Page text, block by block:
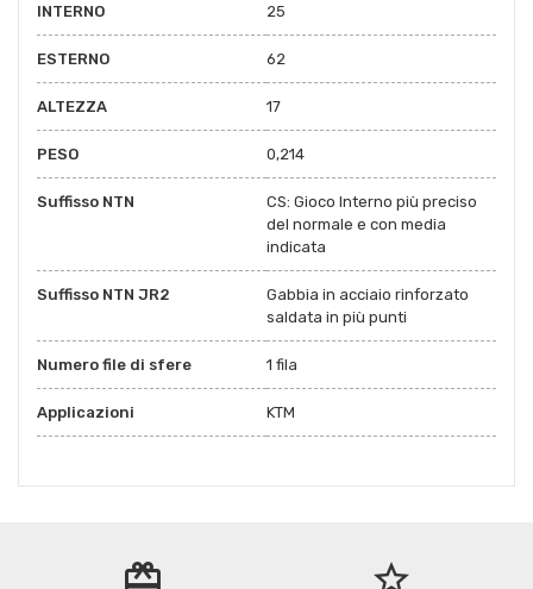
INTERNO 25
ESTERNO 62
ALTEZZA 17
PESO 0,214
Suffisso NTN
CS: Gioco Interno più preciso
del normale e con media
indicata
Suffisso NTN JR2
Gabbia in acciaio rinforzato
saldata in più punti
Numero file di sfere 1 fila
Applicazioni KTM
redeem star_border